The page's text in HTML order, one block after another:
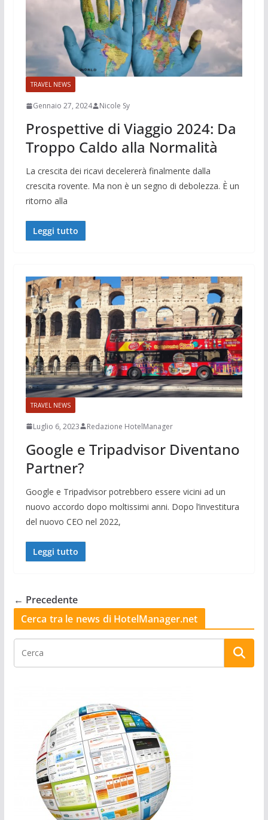
TRAVEL NEWS
Gennaio 27, 2024 Nicole Sy
Prospettive di Viaggio 2024: Da
Troppo Caldo alla Normalità
La crescita dei ricavi decelererà finalmente dalla
crescita rovente. Ma non è un segno di debolezza. È un
ritorno alla
Leggi tutto
TRAVEL NEWS
Luglio 6, 2023 Redazione HotelManager
Google e Tripadvisor Diventano
Partner?
Google e Tripadvisor potrebbero essere vicini ad un
nuovo accordo dopo moltissimi anni. Dopo l’investitura
del nuovo CEO nel 2022,
Leggi tutto
← Precedente
Cerca tra le news di HotelManager.net